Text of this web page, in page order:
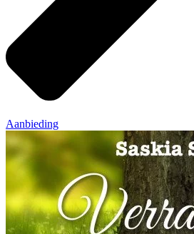
Aanbieding